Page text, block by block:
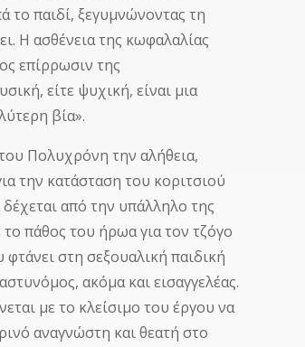
το παιδί, ξεγυμνώνοντας τη
Η ασθένεια της κωφαλαλίας
επίρρωσιν της
είτε ψυχική, είναι μια
βία».
Πολυχρόνη την αλήθεια,
την κατάσταση του κοριτσιού
από την υπάλληλο της
πάθος του ήρωα για τον τζόγο
στη σεξουαλική παιδική
ακόμα και εισαγγελέας.
με το κλείσιμο του έργου να
αναγνώστη και θεατή στο